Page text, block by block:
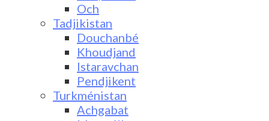
Och
Tadjikistan
Douchanbé
Khoudjand
Istaravchan
Pendjikent
Turkménistan
Achgabat